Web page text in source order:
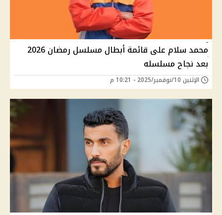
محمد سلام على قائمة أبطال مسلسل رمضان 2026
بعد نجاح مسلسله
الإثنين 10/نوفمبر/2025 - 10:21 م